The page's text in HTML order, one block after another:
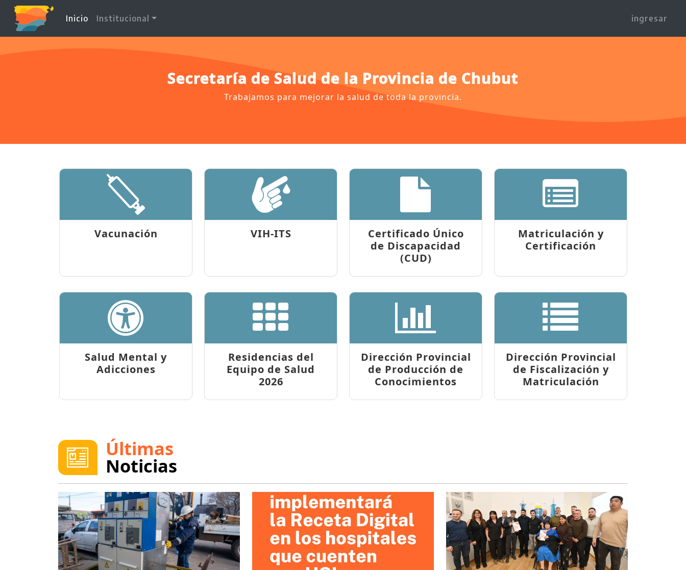
Inicio (current)
Institucional ingresar
Secretaría de Salud de la Provincia de Chubut
Trabajamos para mejorar la salud de toda la provincia.
Vacunación VIH-ITS
Certificado Único
de Discapacidad
(CUD)
Matriculación y
Certificación
Salud Mental y
Adicciones
Residencias del
Equipo de Salud
2026
Dirección Provincial
de Producción de
Conocimientos
Dirección Provincial
de Fiscalización y
Matriculación
Últimas
Noticias